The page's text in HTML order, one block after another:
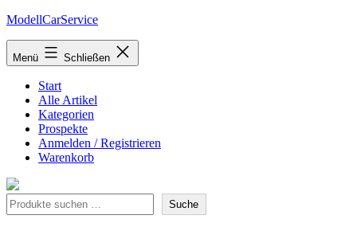
Zum
springen
ModellCarService
Menü Schließen
Start
Alle Artikel
Kategorien
Prospekte
Anmelden / Registrieren
Warenkorb
Suche Suche